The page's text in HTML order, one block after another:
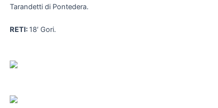
Tarandetti di Pontedera.
RETI: 18′ Gori.